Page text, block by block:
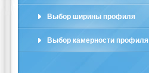
Выбор ширины профиля
Выбор камерности профиля